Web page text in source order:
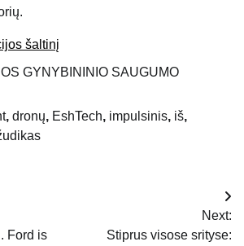
šaltinį
GYNYBININIO SAUGUMO
, dronų, EshTech, impulsinis, iš,
Ford is
Next:
Stiprus visose srityse: